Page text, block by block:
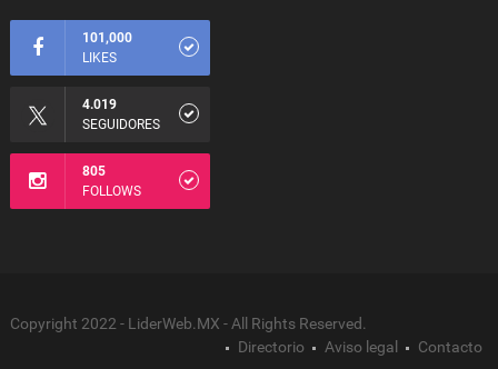
101,000
LIKES
4.019
SEGUIDORES
805
FOLLOWS
Copyright 2022 - LiderWeb.MX - All Rights Reserved.
Directorio
Aviso legal Contacto